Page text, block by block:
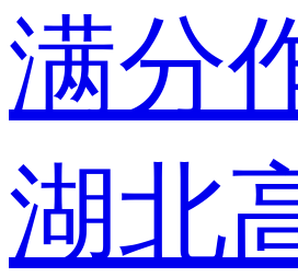
满分
湖北